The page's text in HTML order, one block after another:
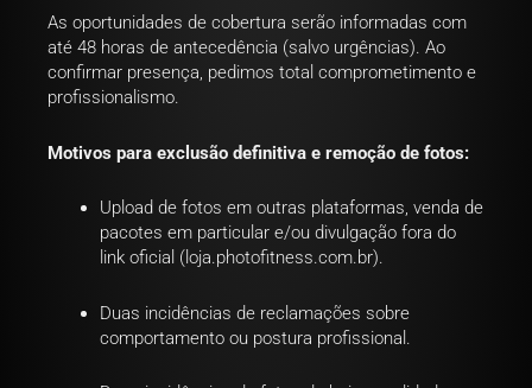
As oportunidades de cobertura serão informadas com
até 48 horas de antecedência (salvo urgências). Ao
confirmar presença, pedimos total comprometimento e
profissionalismo.
Motivos para exclusão definitiva e remoção de fotos:
Upload de fotos em outras plataformas, venda de
pacotes em particular e/ou divulgação fora do
link oficial (loja.photofitness.com.br).
Duas incidências de reclamações sobre
comportamento ou postura profissional.